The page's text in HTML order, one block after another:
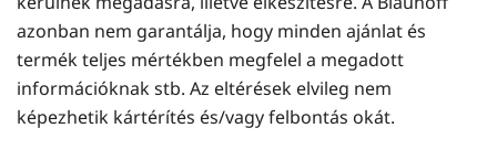
azonban nem garantálja, hogy minden ajánlat és
termék teljes mértékben megfelel a megadott
információknak stb. Az eltérések elvileg nem
képezhetik kártérítés és/vagy felbontás okát.